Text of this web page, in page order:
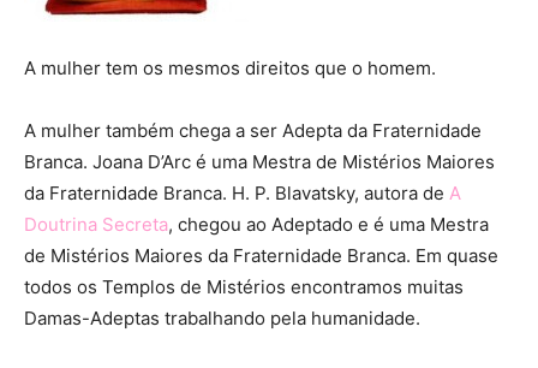
A mulher tem os mesmos direitos que o homem.
A mulher também chega a ser Adepta da Fraternidade
Branca. Joana D’Arc é uma Mestra de Mistérios Maiores
da Fraternidade Branca. H. P. Blavatsky, autora de A
Doutrina Secreta, chegou ao Adeptado e é uma Mestra
de Mistérios Maiores da Fraternidade Branca. Em quase
todos os Templos de Mistérios encontramos muitas
Damas-Adeptas trabalhando pela humanidade.